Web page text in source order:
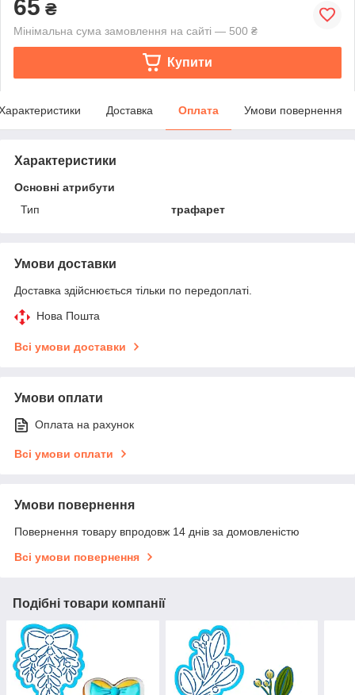
65 ₴
Мінімальна сума замовлення на сайті — 500 ₴
Купити
Доставка Оплата Умови повернення
Характеристики
Основні атрибути
Тип
трафарет
Умови доставки
Доставка здійснюється тільки по передоплаті.
Нова Пошта
Всі умови доставки
Умови оплати
Оплата на рахунок
Всі умови оплати
Умови повернення
Повернення товару впродовж 14 днів за домовленістю
Всі умови повернення
Подібні товари компанії